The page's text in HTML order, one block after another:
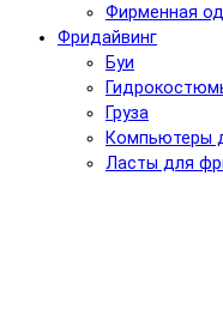
Фирменная
Фридайвинг
Буи
Груза
Компьютеры
Ласты для